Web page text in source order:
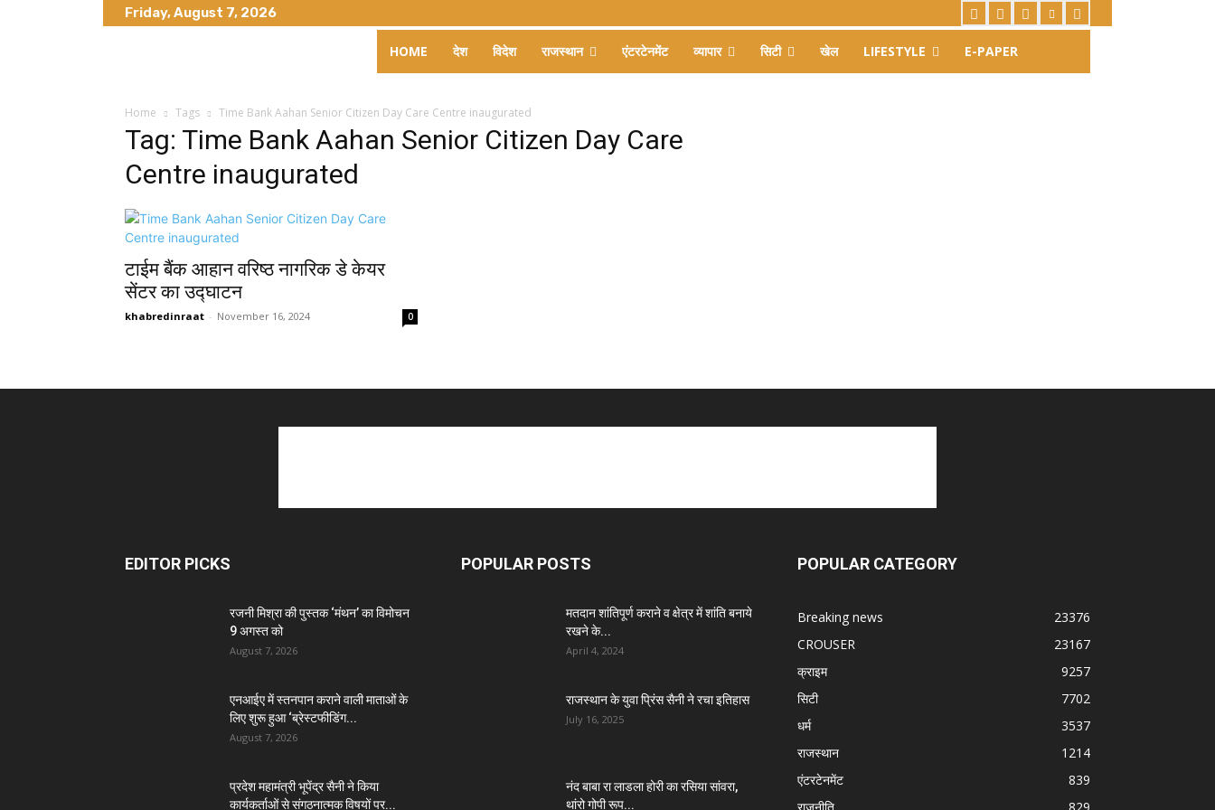
Friday, August 7, 2026
HOME देश विदेश राजस्थान एंटरटेनमेंट व्यापार सिटी खेल LIFESTYLE E-PAPER
Home Tags Time Bank Aahan Senior Citizen Day Care Centre inaugurated
Tag: Time Bank Aahan Senior Citizen Day Care
Centre inaugurated
टाईम बैंक आहान वरिष्ठ नागरिक डे केयर
सेंटर का उद्घाटन
khabredinraat - November 16, 2024 0
EDITOR PICKS
रजनी मिश्रा की पुस्तक ‘मंथन’ का विमोचन
9 अगस्त को
August 7, 2026
एनआईए में स्तनपान कराने वाली माताओं के
लिए शुरू हुआ ‘ब्रेस्टफीडिंग...
August 7, 2026
प्रदेश महामंत्री भूपेंद्र सैनी ने किया
कार्यकर्ताओं से संगठनात्मक विषयों पर...
POPULAR POSTS
मतदान शांतिपूर्ण कराने व क्षेत्र में शांति बनाये
रखने के...
April 4, 2024
राजस्थान के युवा प्रिंस सैनी ने रचा इतिहास
July 16, 2025
नंद बाबा रा लाडला होरी का रसिया सांवरा,
थांरो गोपी रूप...
POPULAR CATEGORY
Breaking news
23376
CROUSER
23167
क्राइम
9257
सिटी
7702
धर्म
3537
राजस्थान
1214
एंटरटेनमेंट
839